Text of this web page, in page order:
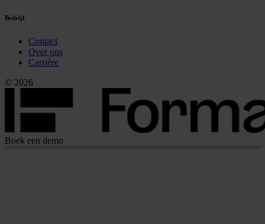
Bedrijf
Contact
Over ons
Carrière
© 2026
Boek een demo